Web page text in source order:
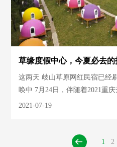
草缘度假中心，今夏必去
格、预订方式）
这两天 歧山草原网红民宿已经
唤中 7月24日，伴随着2021重
歧山草原网红民宿——草缘度假
2021-07-19
 1 2